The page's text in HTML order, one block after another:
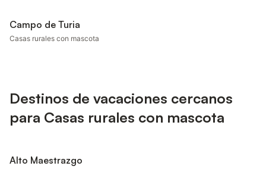
Campo de Turia
Casas rurales con mascota
Destinos de vacaciones cercanos
para Casas rurales con mascota
Alto Maestrazgo